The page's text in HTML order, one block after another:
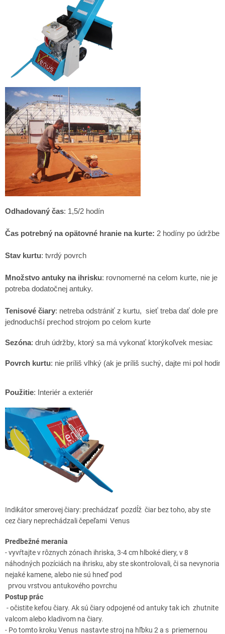
Odhadovaný čas: 1,5/2 hodín
Čas potrebný na opätovné hranie na kurte: 2 hodíny po údržbe
Stav kurtu: tvrdý povrch
Množstvo antuky na ihrisku: rovnomerné na celom kurte, nie je
potreba dodatočnej antuky.
Tenisové čiary: netreba odstrániť z kurtu, sieť treba dať dole pre
jednoduchší prechod strojom po celom kurte
Sezóna: druh údržby, ktorý sa má vykonať ktorýkoľvek mesiac
Povrch kurtu: nie príliš vlhký (ak je príliš suchý, dajte mi pol
Použitie: Interiér a exteriér
Indikátor smerovej čiary: prechádzať pozdĺž čiar bez toho, aby ste
cez čiary neprechádzali čepeľami Venus
Predbežné merania
- vyvŕtajte v rôznych zónach ihriska, 3-4 cm hlboké diery, v 8
náhodných pozíciách na ihrisku, aby ste skontrolovali, či sa nevynoria
nejaké kamene, alebo nie sú hneď pod
prvou vrstvou antukového povrchu
Postup prác
- očistite kefou čiary. Ak sú čiary odpojené od antuky tak ich zhutnite
valcom alebo kladivom na čiary.
- Po tomto kroku Venus nastavte stroj na hľbku 2 a s priemernou